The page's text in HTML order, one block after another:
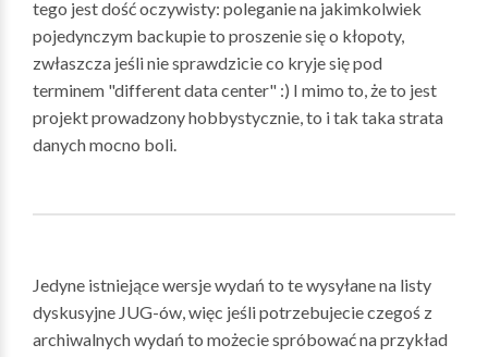
tego jest dość oczywisty: poleganie na jakimkolwiek
pojedynczym backupie to proszenie się o kłopoty,
zwłaszcza jeśli nie sprawdzicie co kryje się pod
terminem "different data center" :) I mimo to, że to jest
projekt prowadzony hobbystycznie, to i tak taka strata
danych mocno boli.
Jedyne istniejące wersje wydań to te wysyłane na listy
dyskusyjne JUG-ów, więc jeśli potrzebujecie czegoś z
archiwalnych wydań to możecie spróbować na przykład